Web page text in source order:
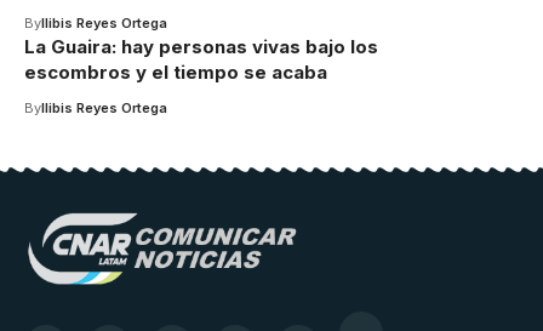
ByIlibis Reyes Ortega
La Guaira: hay personas vivas bajo los
escombros y el tiempo se acaba
ByIlibis Reyes Ortega